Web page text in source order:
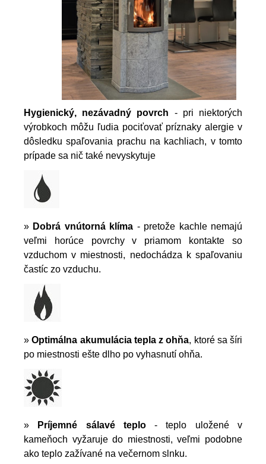
Hygienický, nezávadný povrch - pri niektorých
výrobkoch môžu ľudia pociťovať príznaky alergie v
dôsledku spaľovania prachu na kachliach, v tomto
prípade sa nič také nevyskytuje
» Dobrá vnútorná klíma - pretože kachle nemajú
veľmi horúce povrchy v priamom kontakte so
vzduchom v miestnosti, nedochádza k spaľovaniu
častíc zo vzduchu.
»Optimálna akumulácia tepla z ohňa, ktoré sa šíri
po miestnosti ešte dlho po vyhasnutí ohňa.
» Príjemné sálavé teplo- teplo uložené v
kameňoch vyžaruje do miestnosti, veľmi podobne
ako teplo zažívané na večernom slnku.